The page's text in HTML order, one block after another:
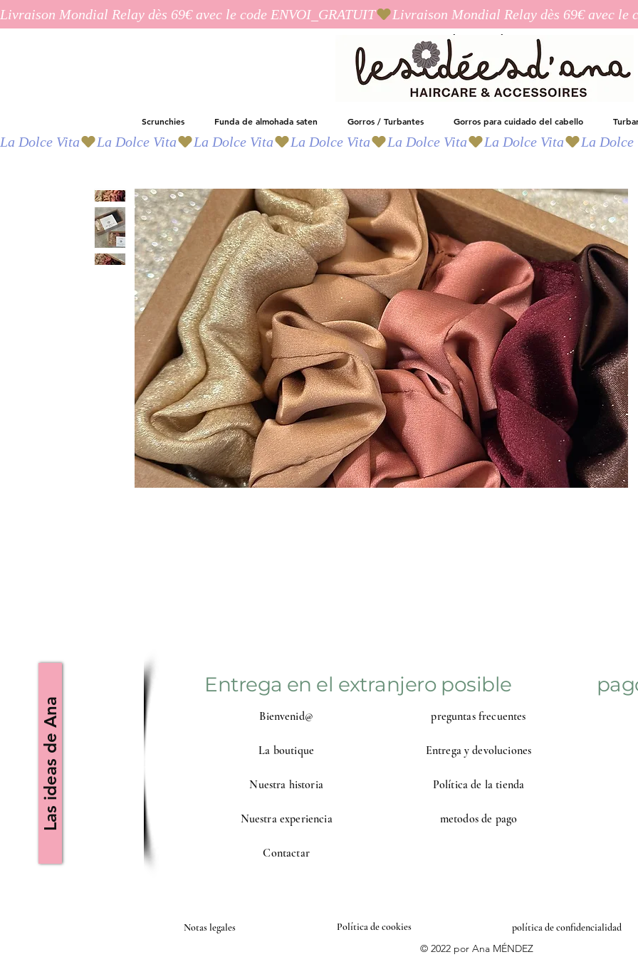
Livraison Mondial Relay dès 69€ avec le code ENVOI_GRATUIT
Las ideas de Ana
Scrunchies Funda de almohada saten Gorros / Turbantes Gorros para cuidado del cabello
La Dolce Vita
Las ideas de Ana Bienvenid@
La boutique
Nuestra historia
Nuestra experiencia
Contactar
preguntas frecuentes
Entrega y devoluciones
Política de la tienda
metodos de pago
Entrega en el extranjero posible
Notas legales Política de cookies política de confidencialidad
© 2022 por Ana MÉNDEZ